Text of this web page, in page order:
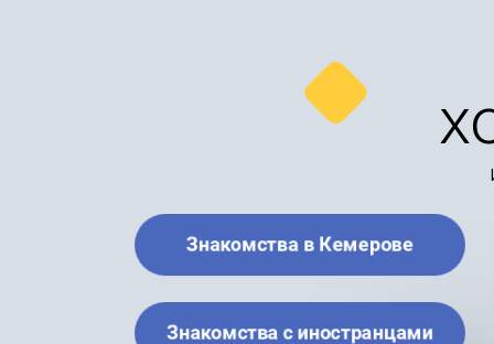
Знакомства в Кемерове
Знакомства с иностранцами